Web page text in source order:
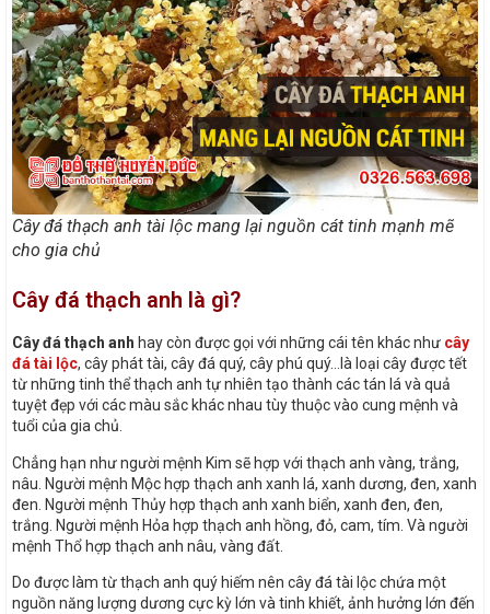
Cây đá thạch anh tài lộc mang lại nguồn cát tinh mạnh mẽ
cho gia chủ
Cây đá thạch anh là gì?
Cây đá thạch anh hay còn được gọi với những cái tên khác như cây
đá tài lộc, cây phát tài, cây đá quý, cây phú quý…là loại cây được tết
từ những tinh thể thạch anh tự nhiên tạo thành các tán lá và quả
tuyệt đẹp với các màu sắc khác nhau tùy thuộc vào cung mệnh và
tuổi của gia chủ.
Chẳng hạn như người mệnh Kim sẽ hợp với thạch anh vàng, trắng,
nâu. Người mệnh Mộc hợp thạch anh xanh lá, xanh dương, đen, xanh
đen. Người mệnh Thủy hợp thạch anh xanh biển, xanh đen, đen,
trắng. Người mệnh Hỏa hợp thạch anh hồng, đỏ, cam, tím. Và người
mệnh Thổ hợp thạch anh nâu, vàng đất.
Do được làm từ thạch anh quý hiếm nên cây đá tài lộc chứa một
nguồn năng lượng dương cực kỳ lớn và tinh khiết, ảnh hưởng lớn đến